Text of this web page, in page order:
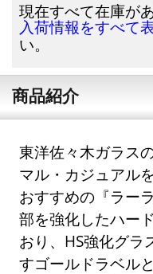
現在すべて在庫が
入荷情報をすべて
い。
商品紹介
東洋佐々木ガラス
マル・カジュアル
おすすめの『ラー
部を強化したハー
おり、HS強化グラ
すゴールドラベル